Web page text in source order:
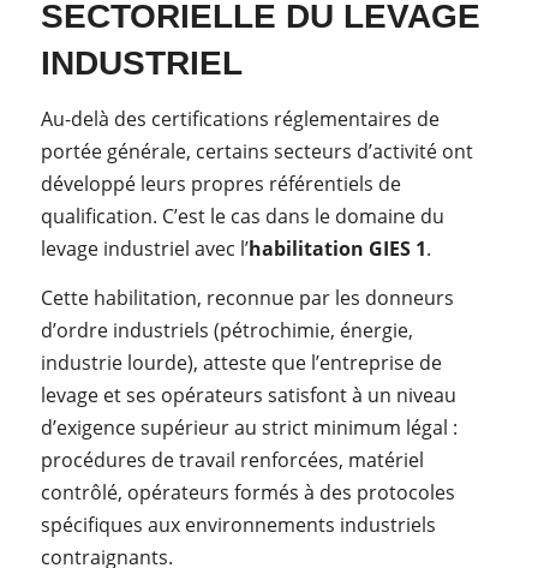
SECTORIELLE DU LEVAGE
INDUSTRIEL
Au-delà des certifications réglementaires de
portée générale, certains secteurs d’activité ont
développé leurs propres référentiels de
qualification. C’est le cas dans le domaine du
levage industriel avec l’habilitation GIES 1.
Cette habilitation, reconnue par les donneurs
d’ordre industriels (pétrochimie, énergie,
industrie lourde), atteste que l’entreprise de
levage et ses opérateurs satisfont à un niveau
d’exigence supérieur au strict minimum légal :
procédures de travail renforcées, matériel
contrôlé, opérateurs formés à des protocoles
spécifiques aux environnements industriels
contraignants.